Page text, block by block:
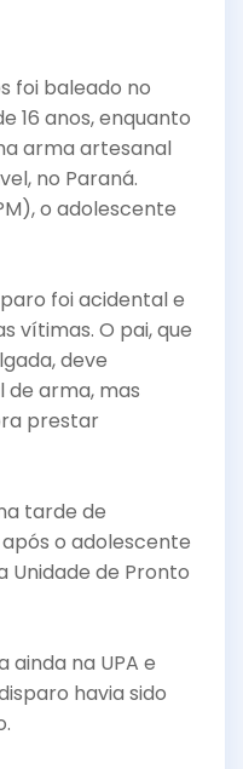
foi baleado no
16 anos, enquanto
arma artesanal
no Paraná.
o adolescente
foi acidental e
vítimas. O pai, que
deve
de arma, mas
prestar
tarde de
o adolescente
Unidade de Pronto
ainda na UPA e
havia sido